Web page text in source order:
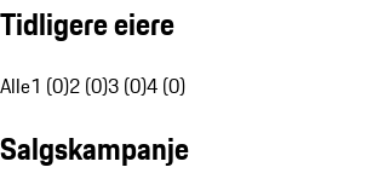
Tidligere eiere
Alle1 (0)2 (0)3 (0)4 (0)
Salgskampanje